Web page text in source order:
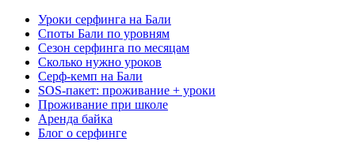
Уроки серфинга на Бали
Споты Бали по уровням
Сезон серфинга по месяцам
Сколько нужно уроков
Серф-кемп на Бали
SOS-пакет: проживание + уроки
Проживание при школе
Аренда байка
Блог о серфинге